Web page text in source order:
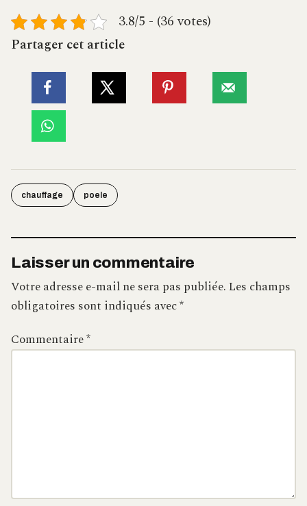
3.8/5 - (36 votes)
Partager cet article
chauffage poele
Laisser un commentaire
Votre adresse e-mail ne sera pas publiée.Les champs
obligatoires sont indiqués avec*
Commentaire*